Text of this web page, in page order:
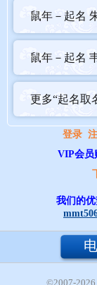
名大全_2020-05-
鼠年－起名
名大全_2020-05-
鼠年－起名
名大全_2020-05-
更多“起名取
登录
VIP会员
我们的优
©2007-